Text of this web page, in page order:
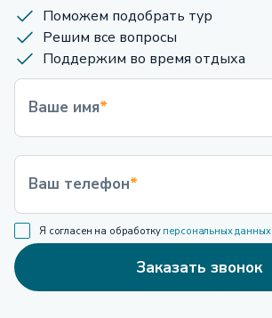
Поможем подобрать тур
Решим все вопросы
Поддержим во время отдыха
Ваше имя*
Ваш телефон*
Я согласен на обработку персональных данных
Заказать звонок